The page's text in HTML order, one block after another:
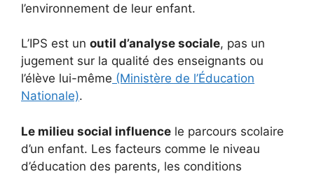
l’environnement de leur enfant.
L’IPS est un outil d’analyse sociale, pas un
jugement sur la qualité des enseignants ou
l’élève lui-même (Ministère de l’Éducation
Nationale).
Le milieu social influence le parcours scolaire
d’un enfant. Les facteurs comme le niveau
d’éducation des parents, les conditions